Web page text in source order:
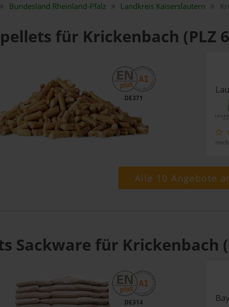
Bundesland Rheinland-Pfalz Landkreis Kaiserslautern
für Krickenbach (PLZ
DE371
Alle 10 Angebote
Sackware für Krickenbach
DE314